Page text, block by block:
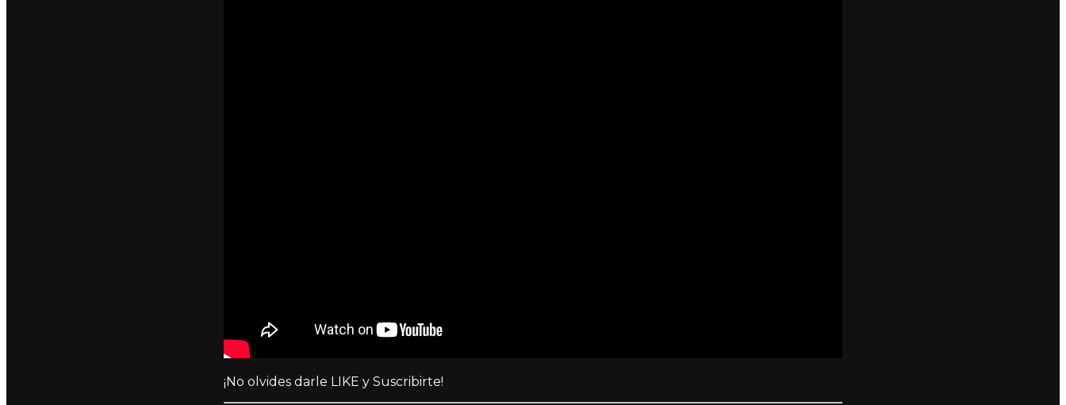
¡No olvides darle LIKE y Suscribirte!